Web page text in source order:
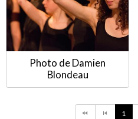
Photo de Damien
Blondeau
1